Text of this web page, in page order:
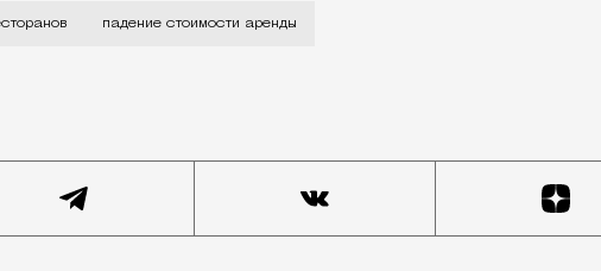
без ресторанов, но для Москвы это грустная
падение стоимости аренды